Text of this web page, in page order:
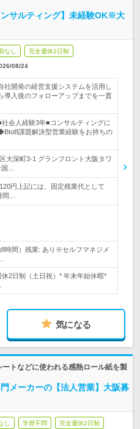
サルティング】未経験OK※大
なし 完全週休2日制
08/24
社開発の経営支援システムを活用し
導入後のフォローアップまでを一貫
会人経験3年■コンサルティングに
課題解決型営業経験をお持ちの
大深町3-1 グランフロント大阪タワ
…
円上記には、固定残業代として
間…
時間）残業: あり※セルフマネジメ
2日制（土日祝）* 年末年始休暇*
気になる
トなどに使われる感熱ロール紙を製
メーカーの【法人営業】大阪募
し 学歴不問 完全週休2日制